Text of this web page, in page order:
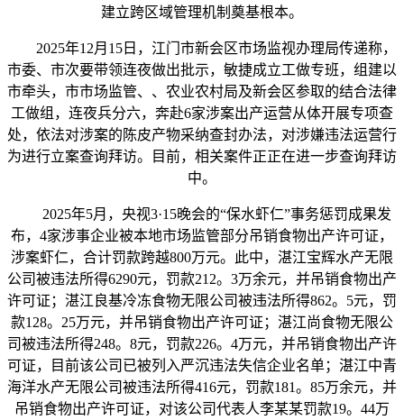
建立跨区域管理机制奠基根本。
2025年12月15日，江门市新会区市场监视办理局传递称，
市委、市次要带领连夜做出批示，敏捷成立工做专班，组建以
市牵头，市市场监管、、农业农村局及新会区参取的结合法律
工做组，连夜兵分六，奔赴6家涉案出产运营从体开展专项查
处，依法对涉案的陈皮产物采纳查封办法，对涉嫌违法运营行
为进行立案查询拜访。目前，相关案件正正在进一步查询拜访
中。
2025年5月，央视3·15晚会的“保水虾仁”事务惩罚成果发
布，4家涉事企业被本地市场监管部分吊销食物出产许可证，
涉案虾仁，合计罚款跨越800万元。此中，湛江宝辉水产无限
公司被违法所得6290元，罚款212。3万余元，并吊销食物出产
许可证；湛江良基冷冻食物无限公司被违法所得862。5元，罚
款128。25万元，并吊销食物出产许可证；湛江尚食物无限公
司被违法所得248。8元，罚款226。4万元，并吊销食物出产许
可证，目前该公司已被列入严沉违法失信企业名单；湛江中青
海洋水产无限公司被违法所得416元，罚款181。85万余元，并
吊销食物出产许可证，对该公司代表人李某某罚款19。44万